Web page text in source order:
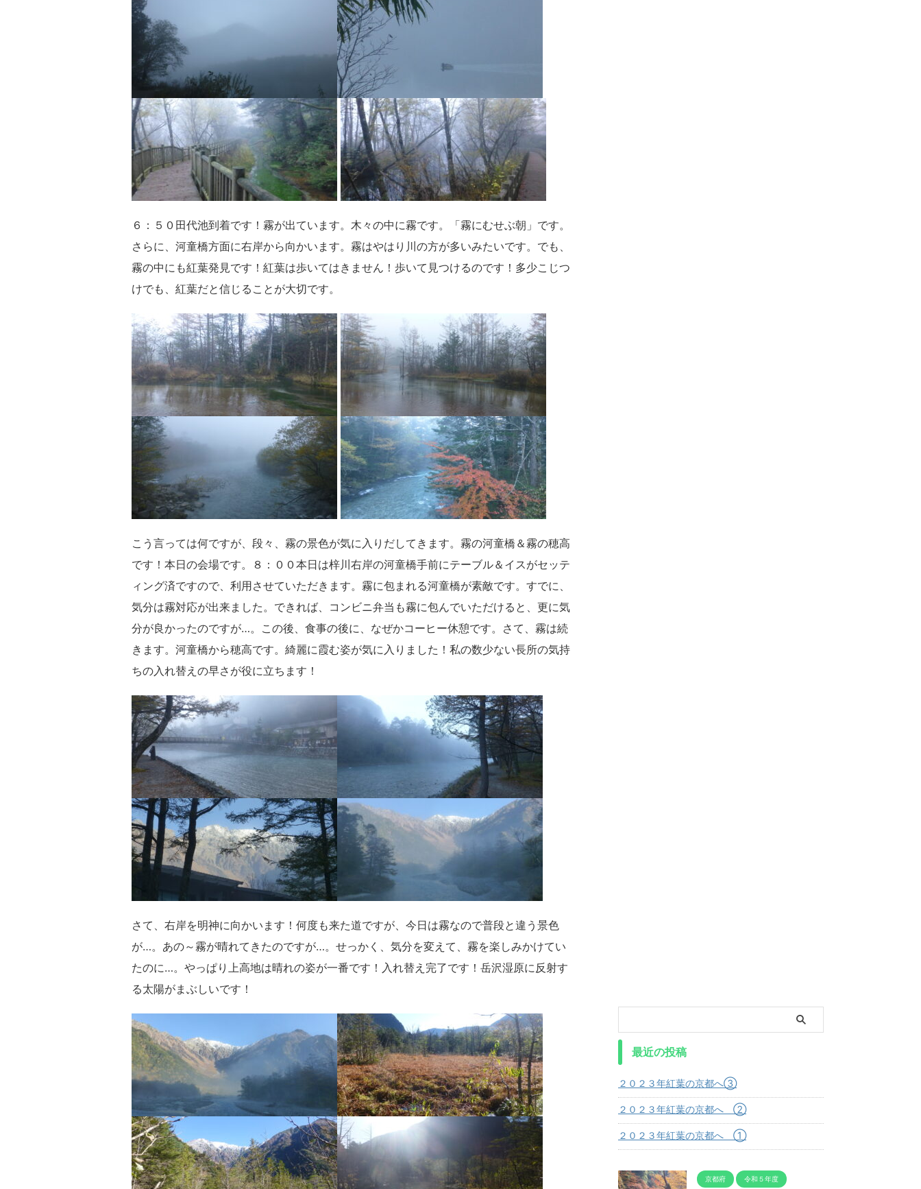
６：５０田代池到着です！霧が出ています。木々の中に霧です。「霧にむせぶ朝」です。
さらに、河童橋方面に右岸から向かいます。霧はやはり川の方が多いみたいです。でも、
霧の中にも紅葉発見です！紅葉は歩いてはきません！歩いて見つけるのです！多少こじつ
けでも、紅葉だと信じることが大切です。
こう言っては何ですが、段々、霧の景色が気に入りだしてきます。霧の河童橋＆霧の穂高
です！本日の会場です。８：００本日は梓川右岸の河童橋手前にテーブル＆イスがセッテ
ィング済ですので、利用させていただきます。霧に包まれる河童橋が素敵です。すでに、
気分は霧対応が出来ました。できれば、コンビニ弁当も霧に包んでいただけると、更に気
分が良かったのですが…。この後、食事の後に、なぜかコーヒー休憩です。さて、霧は続
きます。河童橋から穂高です。綺麗に霞む姿が気に入りました！私の数少ない長所の気持
ちの入れ替えの早さが役に立ちます！
さて、右岸を明神に向かいます！何度も来た道ですが、今日は霧なので普段と違う景色
が…。あの～霧が晴れてきたのですが…。せっかく、気分を変えて、霧を楽しみかけてい
たのに…。やっぱり上高地は晴れの姿が一番です！入れ替え完了です！岳沢湿原に反射す
る太陽がまぶしいです！
最近の投稿
２０２３年紅葉の京都へ③
２０２３年紅葉の京都へ ②
２０２３年紅葉の京都へ ①
京都府 令和５年度